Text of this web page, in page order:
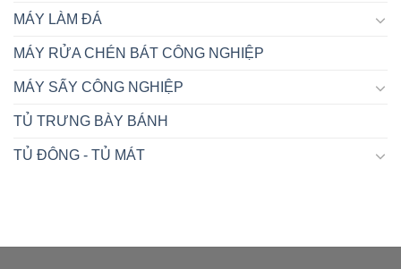
MÁY LÀM ĐÁ
MÁY RỬA CHÉN BÁT CÔNG NGHIỆP
MÁY SẤY CÔNG NGHIỆP
TỦ TRƯNG BÀY BÁNH
TỦ ĐÔNG - TỦ MÁT